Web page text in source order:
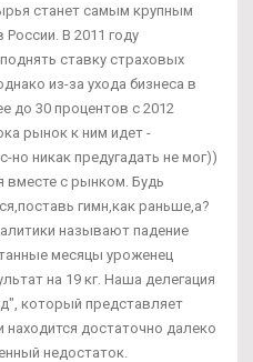
станет самым крупным
В 2011 году
ставку страховых
из-за ухода бизнеса в
до 30 процентов с 2012
рынок к ним идет -
никак предугадать не мог))
вместе с рынком. Будь
гимн,как раньше,а?
называют падение
месяцы уроженец
на 19 кг. Наша делегация
который представляет
находится достаточно далеко
недостаток.